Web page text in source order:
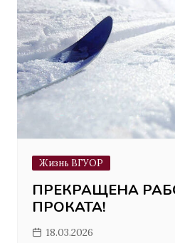
Жизнь ВГУОР
ПРЕКРАЩЕНА
ПРОКАТА!
18.03.2026